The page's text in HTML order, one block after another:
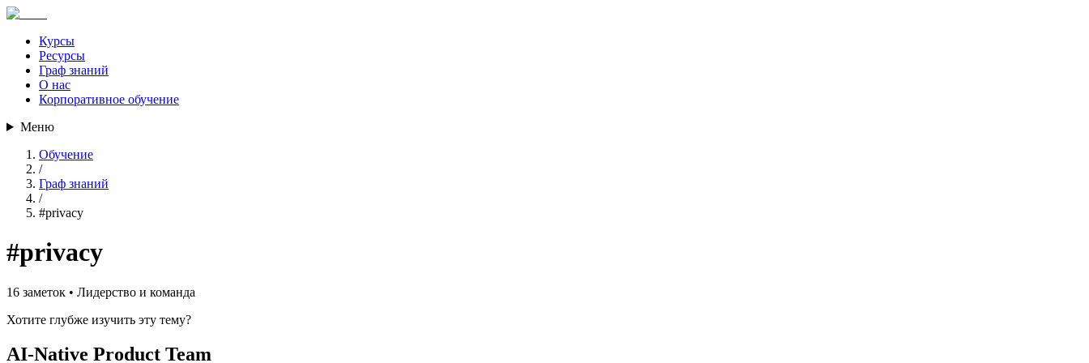
Курсы
Ресурсы
Граф знаний
О нас
Корпоративное обучение
Меню
Обучение
/
Граф знаний
/
#privacy
#privacy
16 заметок • Лидерство и команда
Хотите глубже изучить эту тему?
AI-Native Product Team